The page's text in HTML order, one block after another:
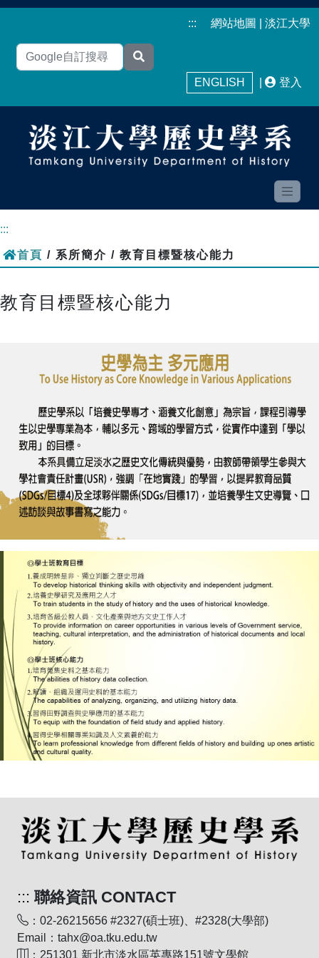
::: 網站地圖 淡江大學
ENGLISH 登入
:::
首頁 / 系所簡介 / 教育目標暨核心能力
教育目標暨核心能力
::: 聯絡資訊 CONTACT
：02-26215656 #2327(碩士班)、#2328(大學部)
Email：tahx@oa.tku.edu.tw
：251301 新北市淡水區英專路151號文學館